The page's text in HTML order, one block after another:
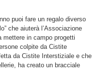
puoi fare un regalo diverso
che aiuterà l’Associazione
mettere in campo progetti
colpite da Cistite
da Cistite Interstiziale e che
ha creato un bracciale